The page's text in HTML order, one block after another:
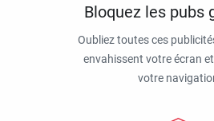
Bloquez les pubs
Oubliez toutes ces
envahissent votre écran
votre